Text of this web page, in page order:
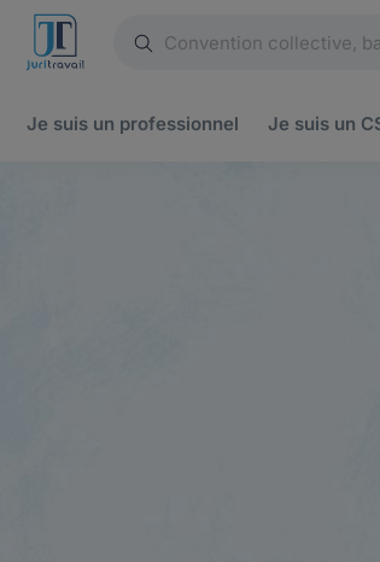
Je suis un professionnel Je suis un